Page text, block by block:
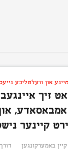
און וועלטליכע
זיך
קיינער
קיין באמערקונגען